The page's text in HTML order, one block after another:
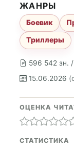
596 542 зн.
15.06.2026
ЖАНРЫ
Боевик
Триллеры
ОЦЕНКА
СТАТИСТИКА